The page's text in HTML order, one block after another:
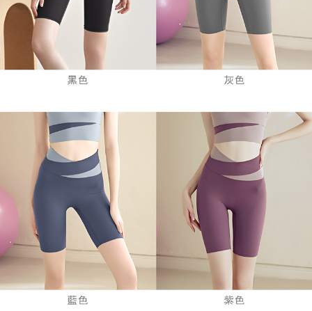
權轉讓予恩沛科技股份有限公司。
２．關於個人資料處理事宜，請瀏覽以下網址：
https://aftee.tw/terms/#terms3
３．未成年的使用者請事先徵得法定代理人或監護人之同意方可使用
「AFTEE先享後付」，若未經同意申辦者引起之損失，本公司不負相關責
任。
４．使用「AFTEE先享後付」時，將依據個別帳號之用戶狀況，依本公司即
５．嚴禁一人註冊多個帳號或使用他人資訊註冊。若發現惡意使用之情形，
恩沛科技股份有限公司將有權停止該用戶之使用額度並採取法律行動。